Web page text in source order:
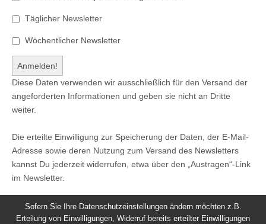
Täglicher Newsletter
Wöchentlicher Newsletter
Diese Daten verwenden wir ausschließlich für den Versand der
angeforderten Informationen und geben sie nicht an Dritte
weiter.
Die erteilte Einwilligung zur Speicherung der Daten, der E-Mail-
Adresse sowie deren Nutzung zum Versand des Newsletters
kannst Du jederzeit widerrufen, etwa über den „Austragen“-Link
im Newsletter.
Sofern Sie Ihre Datenschutzeinstellungen ändern möchten z.B.
Erteilung von Einwilligungen, Widerruf bereits erteilter Einwilligungen